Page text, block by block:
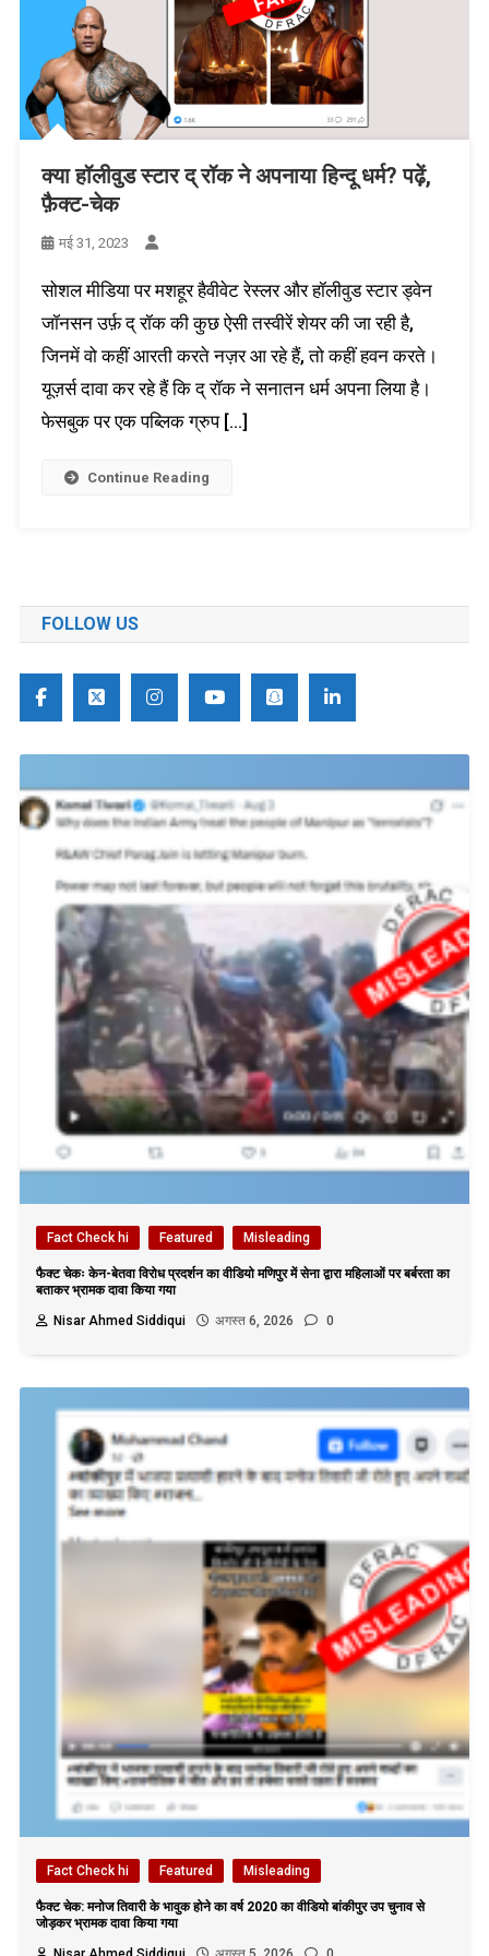
क्या हॉलीवुड स्टार द् रॉक ने अपनाया हिन्दू धर्म? पढ़ें,
फ़ैक्ट-चेक
मई 31, 2023
सोशल मीडिया पर मशहूर हैवीवेट रेस्लर और हॉलीवुड स्टार ड्वेन
जॉनसन उर्फ़ द् रॉक की कुछ ऐसी तस्वीरें शेयर की जा रही है,
जिनमें वो कहीं आरती करते नज़र आ रहे हैं, तो कहीं हवन करते।
यूज़र्स दावा कर रहे हैं कि द् रॉक ने सनातन धर्म अपना लिया है।
फेसबुक पर एक पब्लिक ग्रुप […]
Continue Reading
FOLLOW US
Fact Check hi Featured Misleading
फैक्ट चेकः केन-बेतवा विरोध प्रदर्शन का वीडियो मणिपुर में सेना द्वारा महिलाओं पर बर्बरता का
बताकर भ्रामक दावा किया गया
Nisar Ahmed Siddiqui
अगस्त 6, 2026 0
Fact Check hi Featured Misleading
फैक्ट चेक: मनोज तिवारी के भावुक होने का वर्ष 2020 का वीडियो बांकीपुर उप चुनाव से
जोड़कर भ्रामक दावा किया गया